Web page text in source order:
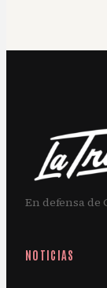
En defensa de
NOTICIAS